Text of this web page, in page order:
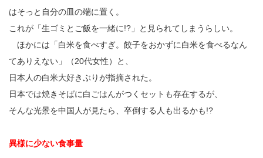
はそっと自分の皿の端に置く。
これが「生ゴミとご飯を一緒に!?」と見られてしまうらしい。
ほかには「白米を食べすぎ。餃子をおかずに白米を食べるなん
てありえない」（20代女性）と、
日本人の白米大好きぶりが指摘された。
日本では焼きそばに白ごはんがつくセットも存在するが、
そんな光景を中国人が見たら、卒倒する人も出るかも!?
異様に少ない食事量